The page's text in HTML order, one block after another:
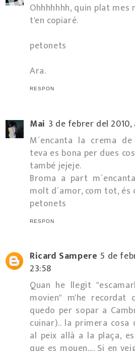
Ohhhhhhh, quin plat mes
t'en copiaré.
petonets
Ara.
RESPON
Mai 3 de febrer del 2010,
M´encanta la crema
teva es bona per dues
també jejeje.
Broma a part
molt d´amor, com tot, és
petonets
RESPON
Ricard Sampere 5 de
23:58
Quan he llegit
movien" m'he recordat
quedo per sopar a
cuinar).. la primera
al peix allà a la plaça,